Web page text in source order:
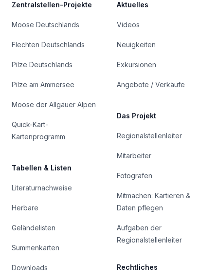
Zentralstellen-Projekte
Moose Deutschlands
Flechten Deutschlands
Pilze Deutschlands
Pilze am Ammersee
Moose der Allgäuer Alpen
Quick-Kart-
Kartenprogramm
Tabellen & Listen
Literaturnachweise
Herbare
Geländelisten
Summenkarten
Downloads
Aktuelles
Videos
Neuigkeiten
Exkursionen
Angebote / Verkäufe
Das Projekt
Regionalstellenleiter
Mitarbeiter
Fotografen
Mitmachen: Kartieren &
Daten pflegen
Aufgaben der
Regionalstellenleiter
Rechtliches